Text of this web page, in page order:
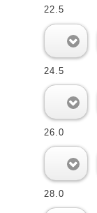
22.5
24.5
26.0
28.0